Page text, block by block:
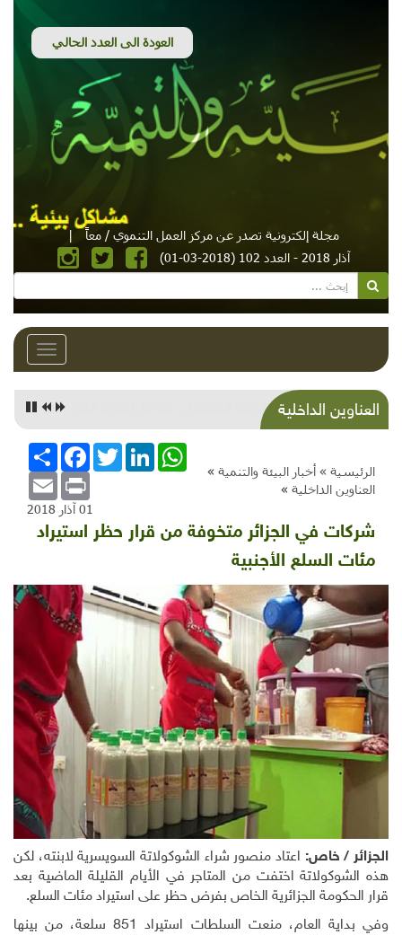
مجلة إلكترونية تصدر عن مركز العمل التنموي / معاً
|
آذار 2018 - العدد 102 (2018-03-01)
Toggle
العناوين الداخليةأمل بالزراعة العضوية... ولا أمل لسكان الجزر
الرئيسية » أخبار البيئة والتنمية »
العناوين الداخلية »
انشر
FacebookTwitterLinkedInWhatsApp
Email Print
01 آذار 2018
شركات في الجزائر متخوفة من قرار حظر استيراد
مئات السلع الأجنبية
الجزائر / خاص: اعتاد منصور شراء الشوكولاتة السويسرية لابنته، لكن
هذه الشوكولاتة اختفت من المتاجر في الأيام القليلة الماضية بعد
قرار الحكومة الجزائرية الخاص بفرض حظر على استيراد مئات السلع.
وفي بداية العام، منعت السلطات استيراد 851 سلعة، من بينها